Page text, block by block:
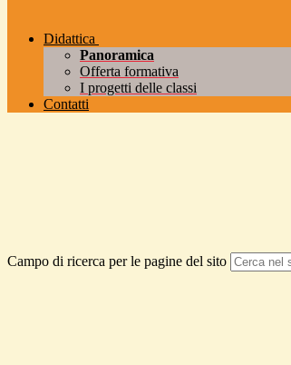
Didattica
Panoramica
Offerta formativa
I progetti delle classi
Contatti
Campo di ricerca per le pagine del sito